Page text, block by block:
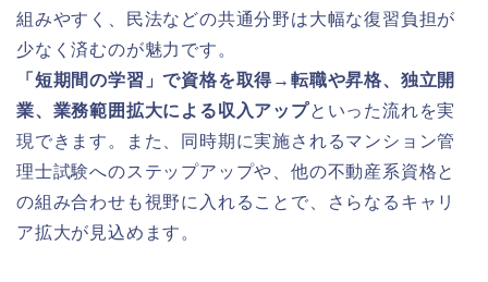
組みやすく、民法などの共通分野は大幅な復習負担が
少なく済むのが魅力です。
「短期間の学習」で資格を取得→転職や昇格、独立開
業、業務範囲拡大による収入アップといった流れを実
現できます。また、同時期に実施されるマンション管
理士試験へのステップアップや、他の不動産系資格と
の組み合わせも視野に入れることで、さらなるキャリ
ア拡大が見込めます。